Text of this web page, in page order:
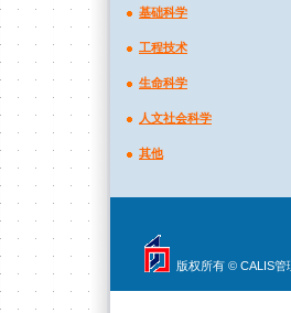
基础科学
工程技术
生命科学
人文社会科学
其他
版权所有 © CALIS管